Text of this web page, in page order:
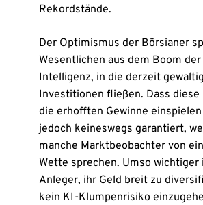
Rekordstände.
Der Optimismus der Börsianer
Wesentlichen aus dem Boom
Intelligenz, in die derzeit
Investitionen fließen. Dass diese
die erhofften Gewinne
jedoch keineswegs garantiert,
manche Marktbeobachter von
Wette sprechen. Umso wichtiger
Anleger, ihr Geld breit zu
kein KI-Klumpenrisiko